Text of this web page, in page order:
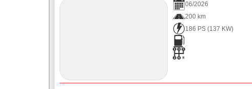
06/2026
200 km
186 PS (137 KW)